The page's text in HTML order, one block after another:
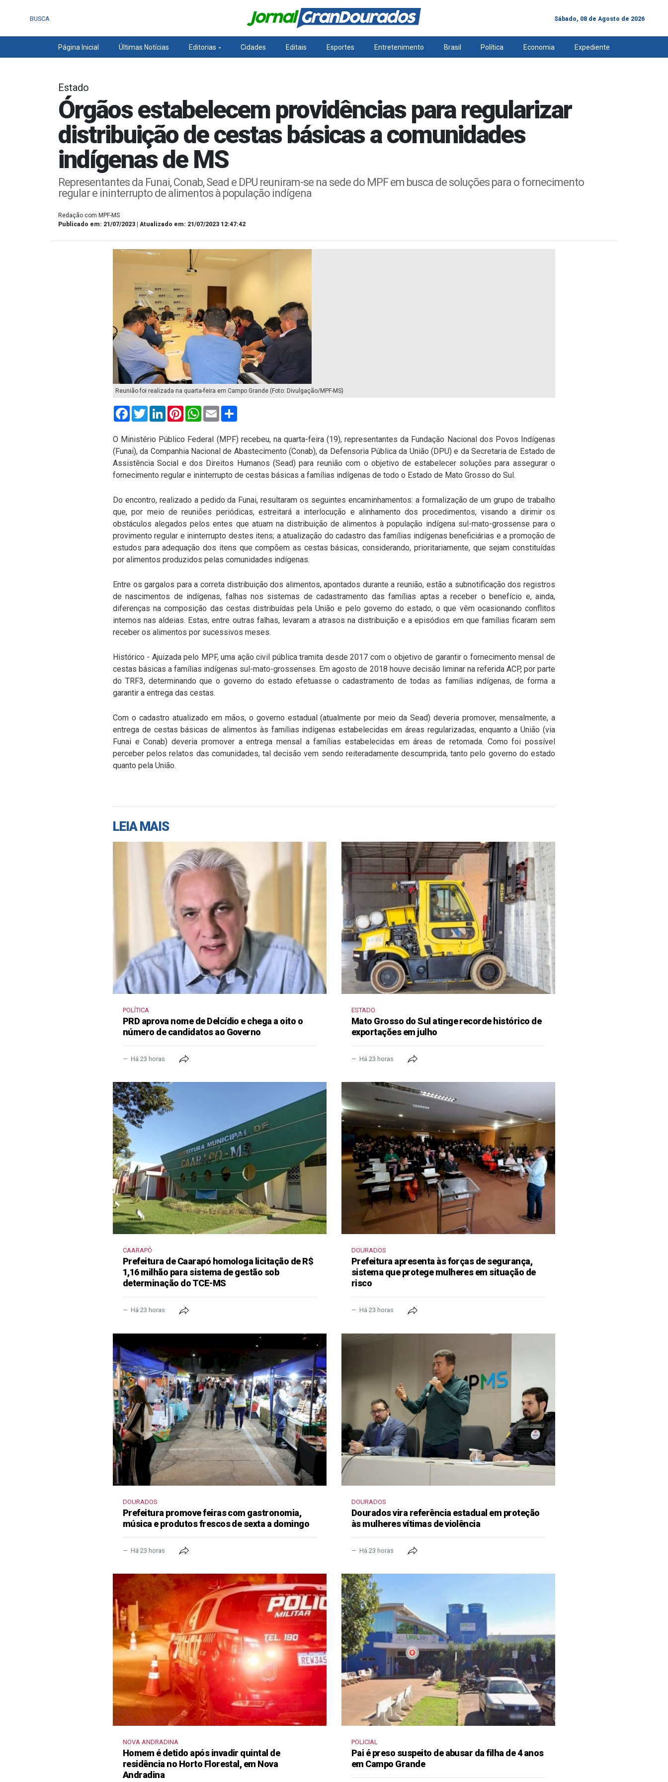
BUSCA Sábado, 08 de Agosto de 2026
Página Inicial Últimas Notícias Editorias Cidades Editais Esportes Entretenimento Brasil Política Economia Expediente
Estado
Órgãos estabelecem providências para regularizar
distribuição de cestas básicas a comunidades
indígenas de MS
Representantes da Funai, Conab, Sead e DPU reuniram-se na sede do MPF em busca de soluções para o fornecimento
regular e ininterrupto de alimentos à população indígena
Redação com MPF-MS
Publicado em: 21/07/2023 | Atualizado em: 21/07/2023 12:47:42
Reunião foi realizada na quarta-feira em Campo Grande (Foto: Divulgação/MPF-MS)
FacebookTwitterLinkedInPinterestWhatsApp
Email
O Ministério Público Federal (MPF) recebeu, na quarta-feira (19), representantes da Fundação Nacional dos Povos Indígenas
(Funai), da Companhia Nacional de Abastecimento (Conab), da Defensoria Pública da União (DPU) e da Secretaria de Estado de
Assistência Social e dos Direitos Humanos (Sead) para reunião com o objetivo de estabelecer soluções para assegurar o
fornecimento regular e ininterrupto de cestas básicas a famílias indígenas de todo o Estado de Mato Grosso do Sul.
Do encontro, realizado a pedido da Funai, resultaram os seguintes encaminhamentos: a formalização de um grupo de trabalho
que, por meio de reuniões periódicas, estreitará a interlocução e alinhamento dos procedimentos, visando a dirimir os
obstáculos alegados pelos entes que atuam na distribuição de alimentos à população indígena sul-mato-grossense para o
provimento regular e ininterrupto destes itens; a atualização do cadastro das famílias indígenas beneficiárias e a promoção de
estudos para adequação dos itens que compõem as cestas básicas, considerando, prioritariamente, que sejam constituídas
por alimentos produzidos pelas comunidades indígenas.
Entre os gargalos para a correta distribuição dos alimentos, apontados durante a reunião, estão a subnotificação dos registros
de nascimentos de indígenas, falhas nos sistemas de cadastramento das famílias aptas a receber o benefício e, ainda,
diferenças na composição das cestas distribuídas pela União e pelo governo do estado, o que vêm ocasionando conflitos
internos nas aldeias. Estas, entre outras falhas, levaram a atrasos na distribuição e a episódios em que famílias ficaram sem
receber os alimentos por sucessivos meses.
Histórico - Ajuizada pelo MPF, uma ação civil pública tramita desde 2017 com o objetivo de garantir o fornecimento mensal de
cestas básicas a famílias indígenas sul-mato-grossenses. Em agosto de 2018 houve decisão liminar na referida ACP, por parte
do TRF3, determinando que o governo do estado efetuasse o cadastramento de todas as famílias indígenas, de forma a
garantir a entrega das cestas.
Com o cadastro atualizado em mãos, o governo estadual (atualmente por meio da Sead) deveria promover, mensalmente, a
entrega de cestas básicas de alimentos às famílias indígenas estabelecidas em áreas regularizadas, enquanto a União (via
Funai e Conab) deveria promover a entrega mensal a famílias estabelecidas em áreas de retomada. Como foi possível
perceber pelos relatos das comunidades, tal decisão vem sendo reiteradamente descumprida, tanto pelo governo do estado
quanto pela União.
LEIA MAIS
POLÍTICA
PRD aprova nome de Delcídio e chega a oito o
número de candidatos ao Governo
Há 23 horas
ESTADO
Mato Grosso do Sul atinge recorde histórico de
exportações em julho
Há 23 horas
CAARAPÓ
Prefeitura de Caarapó homologa licitação de R$
1,16 milhão para sistema de gestão sob
determinação do TCE-MS
Há 23 horas
DOURADOS
Prefeitura apresenta às forças de segurança,
sistema que protege mulheres em situação de
risco
Há 23 horas
DOURADOS
Prefeitura promove feiras com gastronomia,
música e produtos frescos de sexta a domingo
Há 23 horas
DOURADOS
Dourados vira referência estadual em proteção
às mulheres vítimas de violência
Há 23 horas
NOVA ANDRADINA
Homem é detido após invadir quintal de
residência no Horto Florestal, em Nova
Andradina
POLICIAL
Pai é preso suspeito de abusar da filha de 4 anos
em Campo Grande